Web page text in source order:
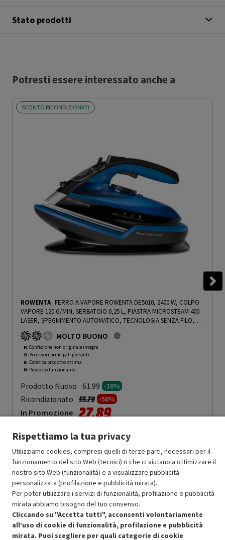
Stato prodotti
Potresti essere interessato anche a
SCONTO RICONDIZIONATI
ROWENTA FERRO A VAPORE ROWENTA DE5010, 2400 W, COLPO
VAPORE 120 G/MIN, SERBATOIO 0,25 L, PIASTRA MICROSTEAM 400
LASER, SPEGNIMENTO AUTOMATICO, TECNOLOGIA SENZA FILO,
NERO E BLU - PRMG GRADING ROBN - 10%
- 10%
MOLTO BUONO
R: Confezione non originale integra
O: Accessori principali presenti
B: Estetica prodotto ottima
N: Prodotto funzionante
Prodotto Nuovo 61.99 -10%
Ricondizionato Prezzo ridotto da
55.79a-50%
In Promozione 27.89
Aggiungi al carrello
SCONTO RICONDIZIONATI
Approfitta dello sconto del 50% sul prodotto ricondizionato.
Rispettiamo la tua privacy
Utilizziamo cookies, compresi quelli di terze parti, necessari per il
funzionamento del sito Web (tecnici) o che ci aiutano a ottimizzare il
nostro sito Web (funzionalità) e a visualizzare pubblicità
personalizzata (profilazione e pubblicità mirata).
Per poter utilizzare i servizi di funzionalità, profilazione e pubblicità
mirata abbiamo bisogno del tuo consenso.
Cliccando su "Accetta tutti", acconsenti volontariamente
all’uso di cookie di funzionalità, profilazione e pubblicità
mirata. Puoi scegliere per quali categorie di cookie